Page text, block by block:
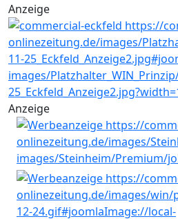
Anzeige
Anzeige